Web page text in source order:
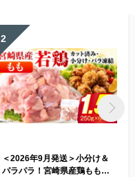
2
＜2026年9月発送＞小分け＆
パラパラ！宮崎県産鶏ももカ